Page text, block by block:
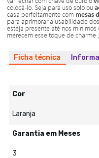
Ficha técnica
Cor
Laranja
Garantia em Meses
3